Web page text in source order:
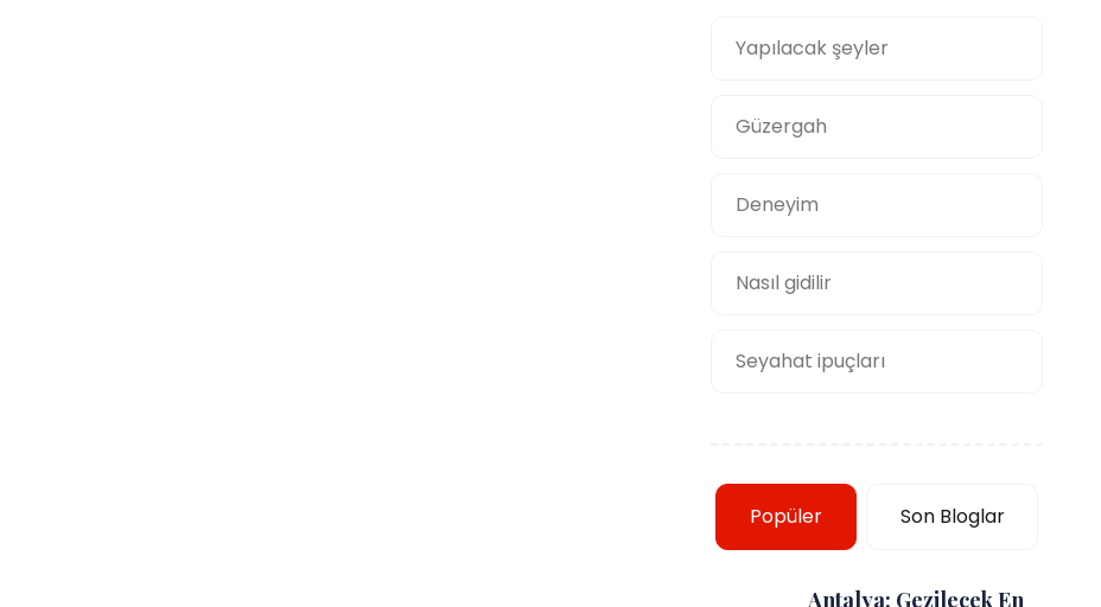
Yapılacak şeyler
Güzergah
Deneyim
Nasıl gidilir
Seyahat ipuçları
Popüler Son Bloglar
Antalya: Gezilecek En